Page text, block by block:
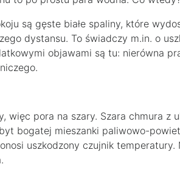
są gęste białe spaliny, które
dystansu. To świadczy m.in. o
objawami są tu: nierówna
więc pora na szary. Szara chmura
bogatej mieszanki paliwowo-
uszkodzony czujnik